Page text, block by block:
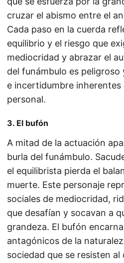
cruzar el abismo entre el
Cada paso en la cuerda
equilibrio y el riesgo que
mediocridad y abrazar el
del funámbulo es
e incertidumbre
personal.
3. El bufón
A mitad de la actuación
burla del funámbulo.
el equilibrista pierda el
muerte. Este personaje
sociales de mediocridad,
que desafían y socavan a
grandeza. El bufón
antagónicos de la
sociedad que se resisten